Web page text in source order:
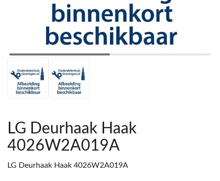
LG Deurhaak Haak
4026W2A019A
LG Deurhaak Haak 4026W2A019A